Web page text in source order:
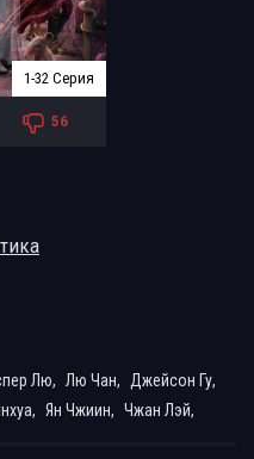
1-32 Серия
56
Лю, Лю Чан,
Джейсон Гу,
Ян Чжиин, Чжан Лэй,